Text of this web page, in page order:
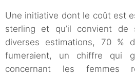
Une initiative dont le coût est
sterling et qu’il convient de
diverses estimations, 70 %
fumeraient, un chiffre qui
concernant les femmes